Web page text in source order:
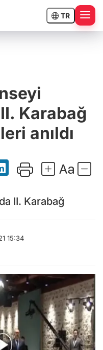
TR
Karabağ
anıldı
II. Karabağ
15:34